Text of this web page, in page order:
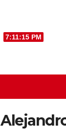
7:11:15 PM